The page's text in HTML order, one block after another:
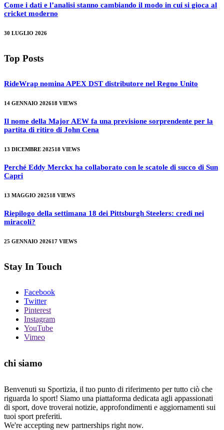
Come i dati e l’analisi stanno cambiando il modo in cui si gioca al
cricket moderno
30 LUGLIO 2026
Top Posts
RideWrap nomina APEX DST distributore nel Regno Unito
14 GENNAIO 202618 VIEWS
Il nome della Major AEW fa una previsione sorprendente per la
partita di ritiro di John Cena
13 DICEMBRE 202518 VIEWS
Perché Eddy Merckx ha collaborato con le scatole di succo di Sun
Capri
13 MAGGIO 202518 VIEWS
Riepilogo della settimana 18 dei Pittsburgh Steelers: credi nei
miracoli?
25 GENNAIO 202617 VIEWS
Stay In Touch
Facebook
Twitter
Pinterest
Instagram
YouTube
Vimeo
chi siamo
Benvenuti su Sportizia, il tuo punto di riferimento per tutto ciò che
riguarda lo sport! Siamo una piattaforma dedicata agli appassionati
di sport, dove troverai notizie, approfondimenti e aggiornamenti sui
tuoi sport preferiti.
We're accepting new partnerships right now.